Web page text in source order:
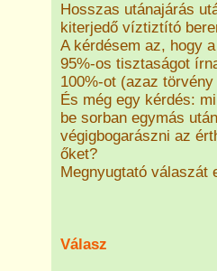
Hosszas utánajárás
kiterjedő víztiztító
A kérdésem az, hogy
95%-os tisztaságot
100%-ot (azaz
És még egy kérdés:
be sorban egymás
végigbogarászni az
őket?
Megnyugtató válaszát
Válasz